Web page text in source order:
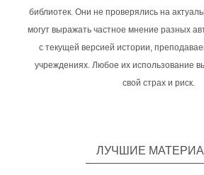
библиотек. Они не проверялись на
могут выражать частное мнение разных
с текущей версией истории,
учреждениях. Любое их использование
свой страх и риск.
ЛУЧШИЕ